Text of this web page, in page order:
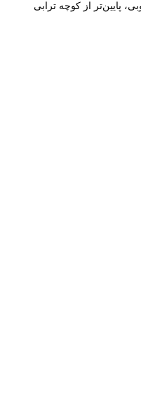
پایین‌تر از کوچه ترابی